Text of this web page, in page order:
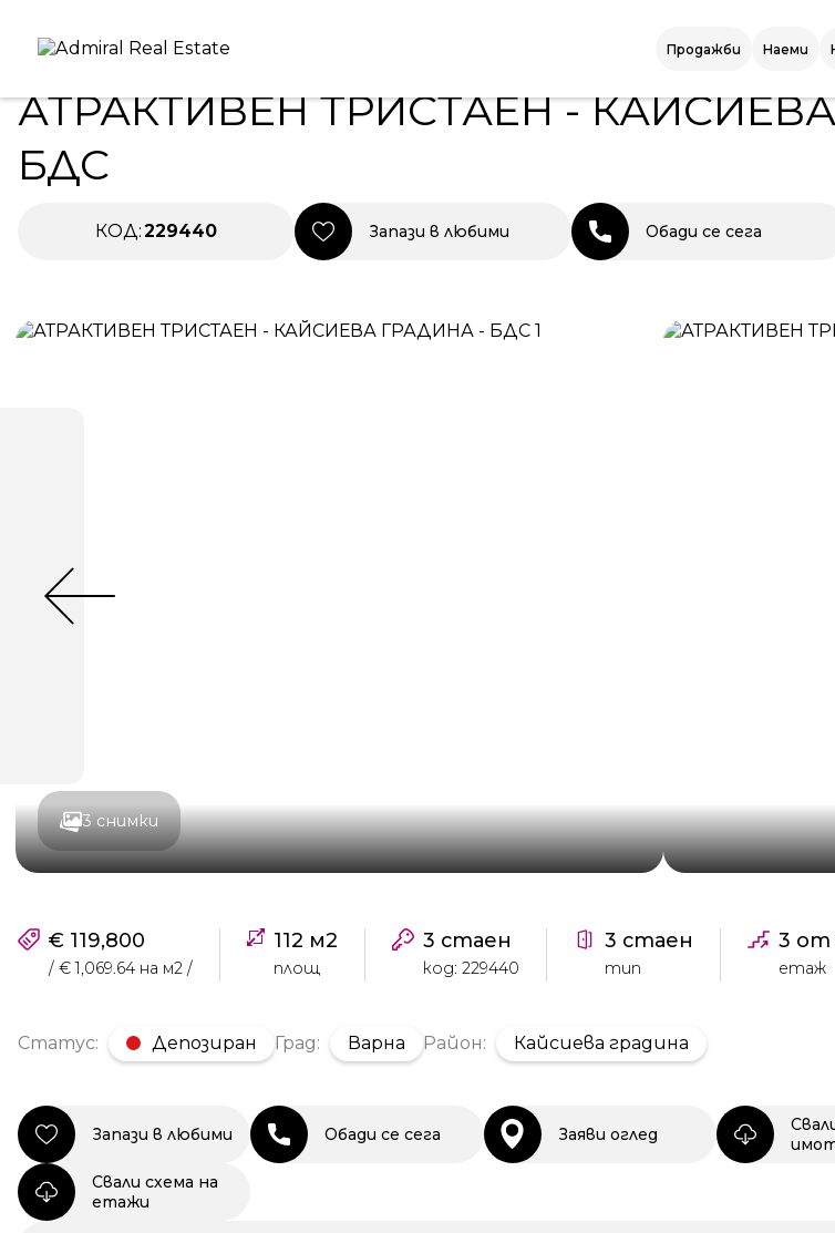
Продажби Наеми
ПРОДАВА
АТРАКТИВЕН ТРИСТАЕН -
БДС
КОД:229440 Запази в любими Обади се сега
3 снимки
€ 119,800
/ € 1,069.64 на м2 /
112 м2
площ
3 стаен
код: 229440
3 стаен
тип
3 от
етаж
Статус: Депозиран Град: Варна Район: Кайсиева градина
Запази в любими Обади се сега Заяви оглед
Свали схема на
етажи